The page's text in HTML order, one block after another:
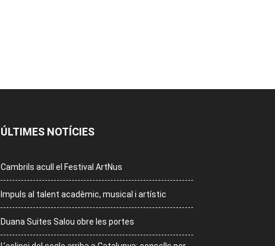
ÚLTIMES NOTÍCIES
Cambrils acull el Festival ArtNus
Impuls al talent acadèmic, musical i artístic
Duana Suites Salou obre les portes